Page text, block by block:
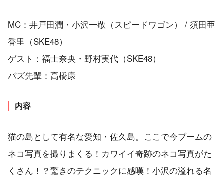
MC：井戸田潤・小沢一敬（スピードワゴン） / 須田亜
香里（SKE48）
ゲスト：福士奈央・野村実代（SKE48）
バズ先輩：高橋康
内容
猫の島として有名な愛知・佐久島。ここで今ブームの
ネコ写真を撮りまくる！カワイイ奇跡のネコ写真がた
くさん！？驚きのテクニックに感嘆！小沢の溢れる名